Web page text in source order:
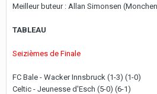
Meilleur buteur : Allan Simonsen
TABLEAU
Seizièmes de Finale
FC Bale - Wacker Innsbruck (1-3) (1-0)
Celtic - Jeunesse d'Esch (5-0) (6-1)